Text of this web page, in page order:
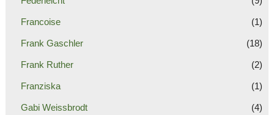
Francoise (1)
Frank Gaschler (18)
Frank Ruther (2)
Franziska (1)
Gabi Weissbrodt (4)